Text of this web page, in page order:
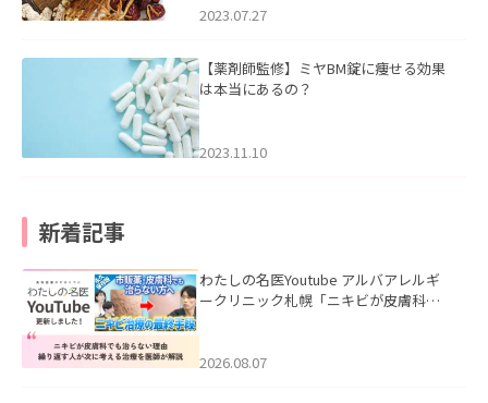
2023.07.27
【薬剤師監修】ミヤBM錠に痩せる効果
は本当にあるの？
2023.11.10
新着記事
わたしの名医Youtube アルバアレルギ
ークリニック札幌「ニキビが皮膚科で
ました。
2026.08.07